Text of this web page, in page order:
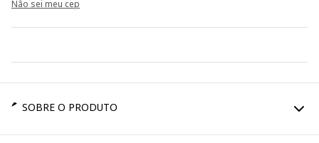
Não sei meu cep
SOBRE O PRODUTO